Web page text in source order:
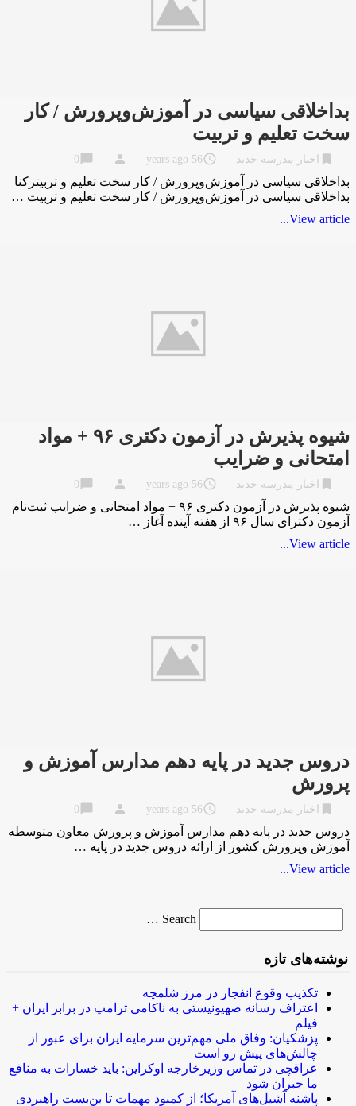
بداخلاقی سیاسی در آموزش‌وپرورش / کار
سخت تعلیم و تربیت
اخبار مدرسه جدید access_time
56 years ago
person
chat_bubble
بداخلاقی سیاسی در آموزش‌وپرورش / کار سخت تعلیم و تربیترکنا
بداخلاقی سیاسی در آموزش‌وپرورش / کار سخت تعلیم و تربیت …
View article...
شیوه پذیرش در آزمون دکتری ۹۶ + مواد
امتحانی و ضرایب
اخبار مدرسه جدید access_time
56 years ago
person
chat_bubble
شیوه پذیرش در آزمون دکتری ۹۶ + مواد امتحانی و ضرایب ثبت‌نام
آزمون دکترای سال ۹۶ از هفته آینده آغاز …
View article...
دروس جدید در پایه دهم مدارس آموزش و
پرورش
اخبار مدرسه جدید access_time
56 years ago
person
chat_bubble
دروس جدید در پایه دهم مدارس آموزش و پرورش معاون متوسطه
آموزش وپرورش کشور از ارائه دروس جدید در پایه …
View article...
for
Search …
نوشته‌های تازه
تکذیب وقوع انفجار در مرز شلمچه
اعتراف رسانه صهیونیستی به ناکامی ترامپ در برابر ایران +
فیلم
پزشکیان: وفاق ملی مهم‌ترین سرمایه ایران برای عبور از
چالش‌های پیش رو است
عراقچی در تماس وزیرخارجه اوکراین: باید خسارات به منافع
ما جبران شود
پاشنه آشیل‌های آمریکا؛ از کمبود مهمات تا بن‌بست راهبردی